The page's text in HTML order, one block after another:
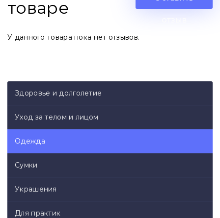
Здоровье и долголетие
Уход за телом и лицом
Одежда
Сумки
Украшения
Для практик
товаре
У данного товара пока нет отзывов.